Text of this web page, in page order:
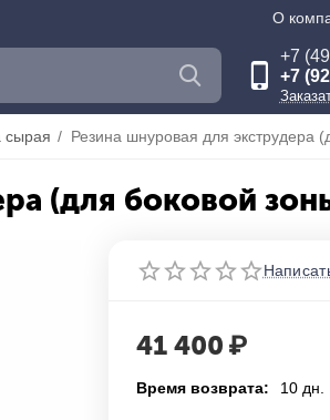
О
+7
+7
сырая /
(для боковой
41 400 ₽
Время возврата: 10 дн.